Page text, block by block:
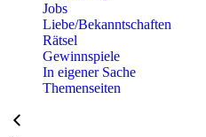
Jobs
Liebe/Bekanntschaften
Rätsel
Gewinnspiele
In eigener Sache
Themenseiten